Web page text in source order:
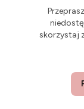
skorzystaj